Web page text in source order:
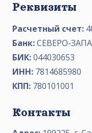
Реквизиты
Расчетный счет:
Банк:СЕВЕРО-
БИК:044030653
ИНН: 7814685980
КПП: 780101001
Контакты